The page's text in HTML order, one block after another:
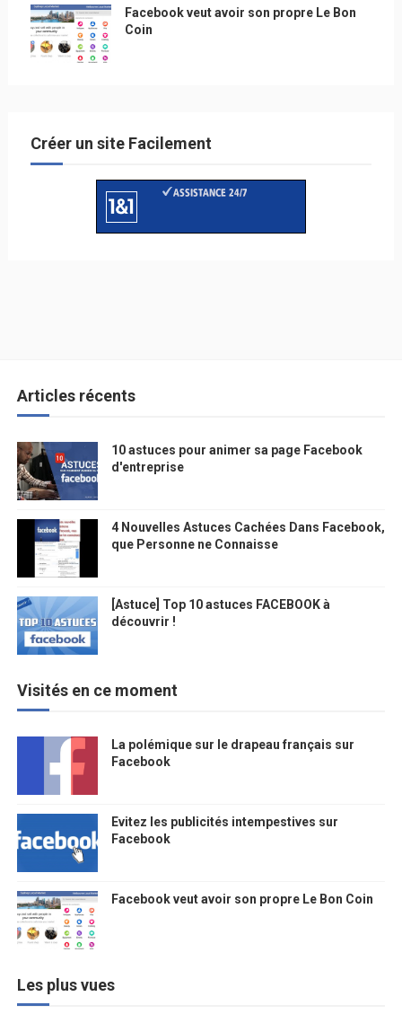
Facebook veut avoir son propre Le Bon
Coin
Créer un site Facilement
Articles récents
10 astuces pour animer sa page Facebook
d'entreprise
4 Nouvelles Astuces Cachées Dans Facebook,
que Personne ne Connaisse
[Astuce] Top 10 astuces FACEBOOK à
découvrir !
Visités en ce moment
La polémique sur le drapeau français sur
Facebook
Evitez les publicités intempestives sur
Facebook
Facebook veut avoir son propre Le Bon Coin
Les plus vues